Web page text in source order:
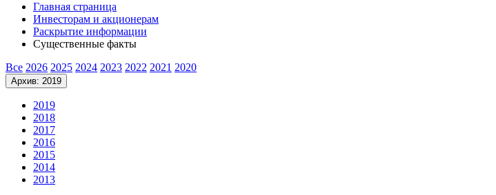
Главная страница
Инвесторам и акционерам
Раскрытие информации
Существенные факты
Все 2026 2025 2024 2023 2022 2021 2020
Архив: 2019
2019
2018
2017
2016
2015
2014
2013